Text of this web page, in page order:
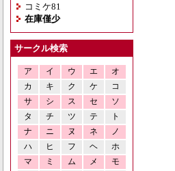
コミケ81
在庫僅少
サークル検索
ア イ ウ エ
オ
カ
キ ク ケ
コ
サ
シ ス セ
ソ
タ
チ ツ テ
ト
ナ
ニ ヌ ネ
ノ
ハ
ヒ フ ヘ
ホ
マ
ミ ム メ
モ